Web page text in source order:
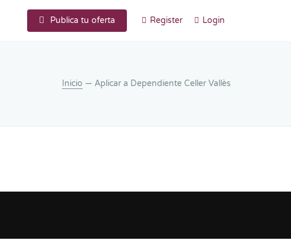
Publica tu oferta Register Login
Inicio — Aplicar a Dependiente Celler Vallès